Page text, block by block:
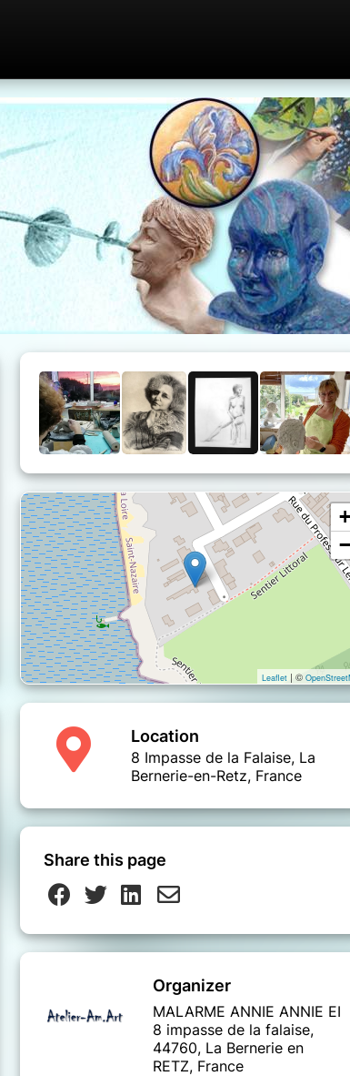
+
−
Leaflet | ©
Location
8 Impasse de la Falaise, La
Bernerie-en-Retz, France
Share this page
Organizer
MALARME ANNIE ANNIE EI
8 impasse de la falaise,
44760, La Bernerie en
RETZ, France